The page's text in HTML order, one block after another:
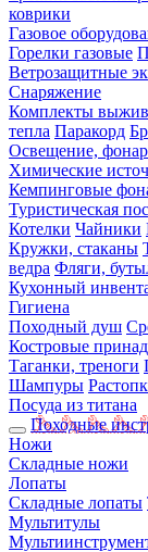
коврики
Газовое
Горелки газовые
Ветрозащитные
Снаряжение
Комплекты
тепла Паракорд
Освещение,
Химические
Кемпинговые
Туристическая
Котелки Чайники
Кружки, стаканы
ведра Фляги,
Кухонный
Гигиена
Походный душ
Костровые
Таганки, треноги
Шампуры
Посуда из титана
Походные
Ножи
Складные ножи
Лопаты
Складные лопаты
Мультитулы